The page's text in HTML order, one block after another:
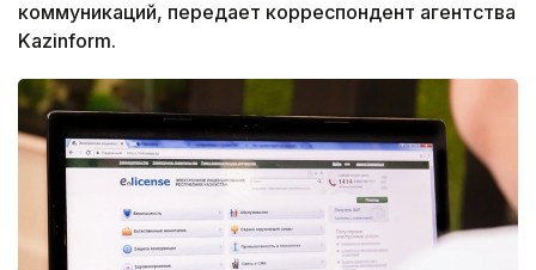
коммуникаций, передает корреспондент агентства
Kazinform.